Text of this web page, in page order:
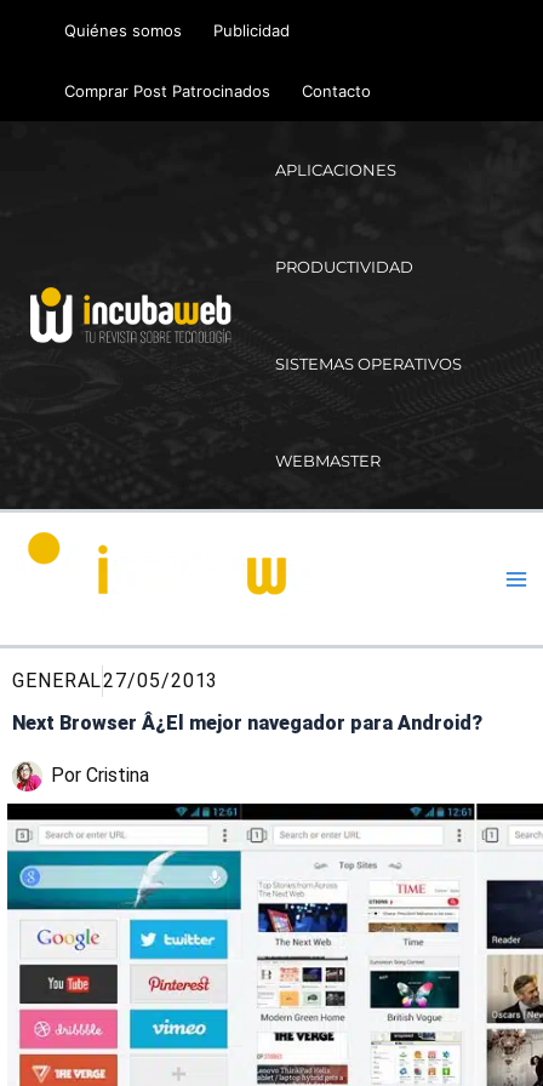
Quiénes somos Publicidad
Comprar Post Patrocinados Contacto
APLICACIONES
PRODUCTIVIDAD
SISTEMAS OPERATIVOS
WEBMASTER
GENERAL27/05/2013
Next Browser Â¿El mejor navegador para Android?
Por Cristina